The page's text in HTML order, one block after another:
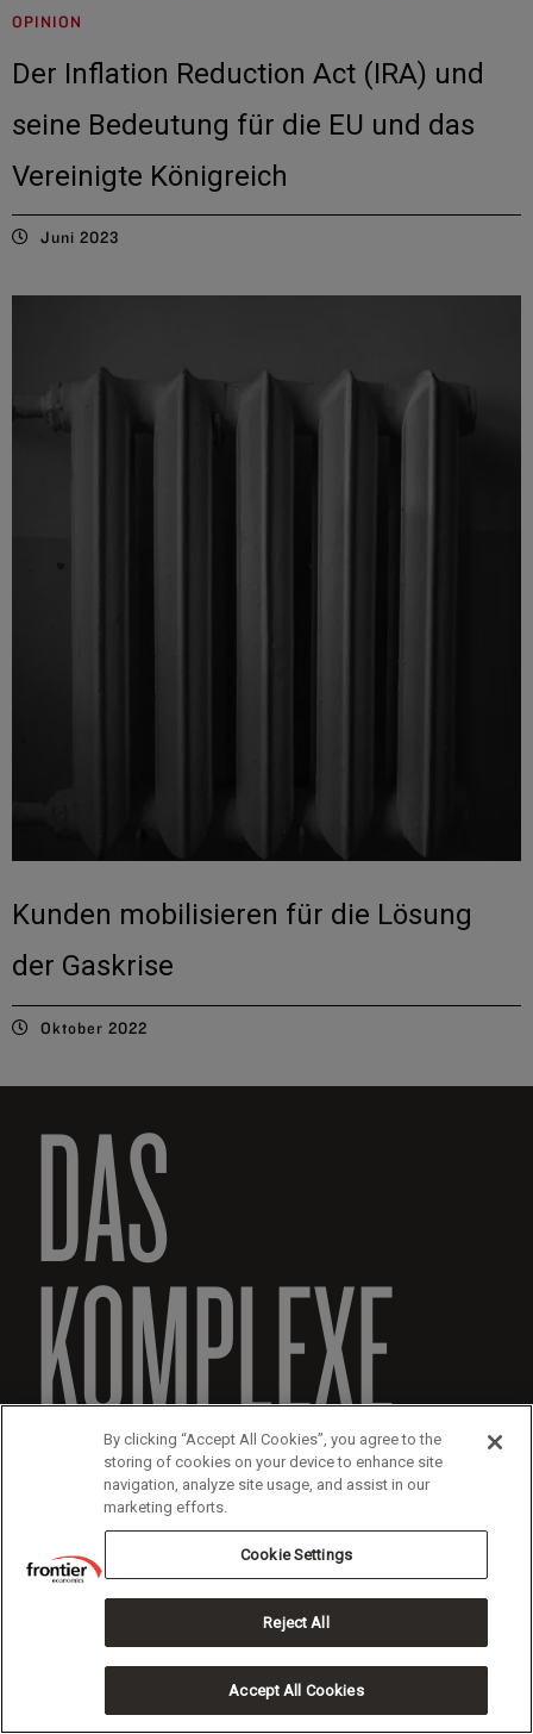
OPINION
Der Inflation Reduction Act (IRA) und
seine Bedeutung für die EU und das
Vereinigte Königreich
Juni 2023
Kunden mobilisieren für die Lösung
der Gaskrise
Oktober 2022
DAS
KOMPLEXE
EINFACH
GEMACHT
By clicking “Accept All Cookies”, you agree to the
storing of cookies on your device to enhance site
navigation, analyze site usage, and assist in our
marketing efforts.
Cookie Settings
Reject All
Accept All Cookies